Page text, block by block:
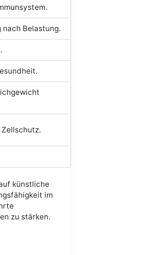
Belastung.
künstliche
im
zu stärken.